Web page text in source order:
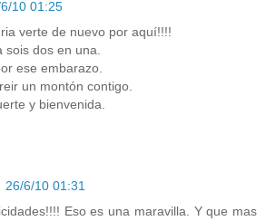
10 01:25
verte de nuevo por aquí!!!!
sois dos en una.
ese embarazo.
un montón contigo.
y bienvenida.
26/6/10 01:31
Eso es una maravilla. Y que mas